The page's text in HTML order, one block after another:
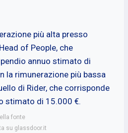
più alta presso
of People, che
annuo stimato di
la rimunerazione più bassa
di Rider, che corrisponde
stimato di 15.000 €.
fonte
su glassdoor.it